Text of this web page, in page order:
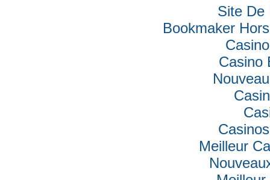
Site De
Bookmaker
Casino
Meilleur